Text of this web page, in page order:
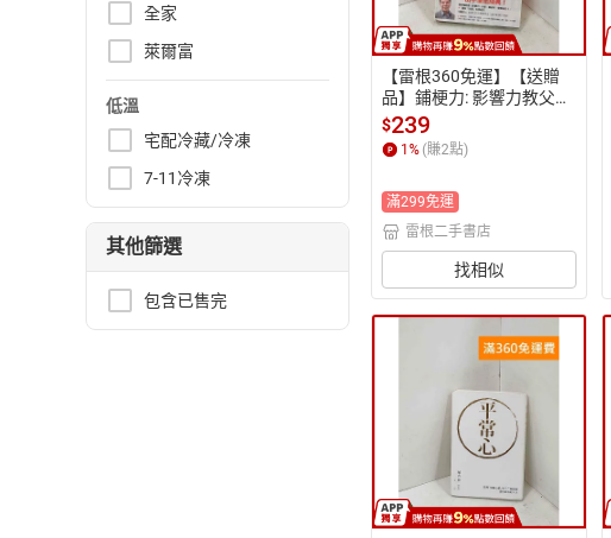
全家
萊爾富
低溫
宅配冷藏/冷凍
7-11冷凍
其他篩選
包含已售完
【雷根360免運】【送贈
品】鋪梗力: 影響力教父最
新研究與技術,在開口前就
說服對方 #九成新【P-T34
43】
$239
1 % (賺2點)
滿299免運
雷根二手書店
找相似